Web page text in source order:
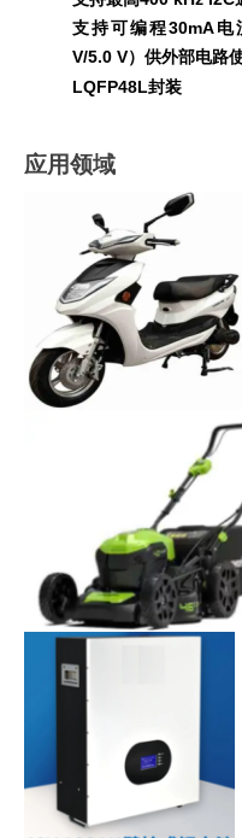
支持可编程30mA电
V/5.0 V）供外部电路
LQFP48L封装
应用领域